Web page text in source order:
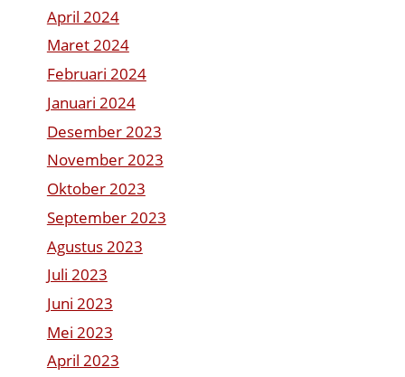
April 2024
Maret 2024
Februari 2024
Januari 2024
Desember 2023
November 2023
Oktober 2023
September 2023
Agustus 2023
Juli 2023
Juni 2023
Mei 2023
April 2023